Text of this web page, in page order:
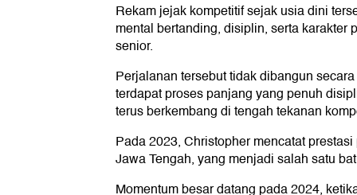
Rekam jejak kompetitif sejak usia dini
mental bertanding, disiplin, serta karakter
senior.
Perjalanan tersebut tidak dibangun
terdapat proses panjang yang penuh
terus berkembang di tengah tekanan
Pada 2023, Christopher mencatat
Jawa Tengah, yang menjadi salah satu
Momentum besar datang pada 2024,